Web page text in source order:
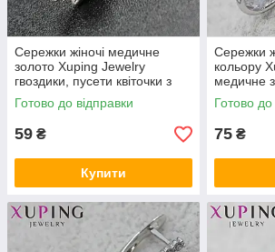
Сережки жіночі медичне
золото Xuping Jewelry
гвоздики, пусети квіточки з
кристалами 24K
Готово до відправки
59 ₴
Купити
Сережки
кольору
медичне
Готово до
75 ₴